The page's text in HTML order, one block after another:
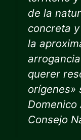
de la
concreta
la
querer
orígenes»
Domenico
Consejo